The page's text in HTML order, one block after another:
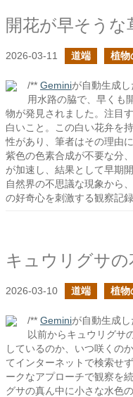
2026-03-11 道端 植物
/** Geminiが自動生成
用水路の脇で、早くも
物が発見されました。注目
白いこと。この白い花弁を
性があり、筆者はその理由
紫色の色素合成が不要な分
が加速し、結果として早期
自然界の不思議な現象から
の好奇心を刺激する観察記録
キュウリグサの
2026-03-10 道端 植物
/** Geminiが自動生成
以前からキュウリグサ
しているのか、いつ咲くの
てインターネットで検索せ
ークなアプローチで観察を
グサの真ん中に小さな水色